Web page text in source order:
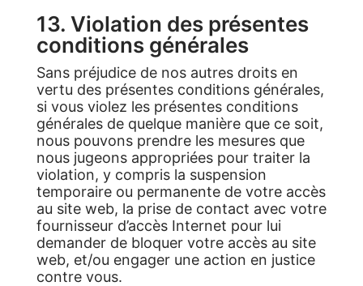
13. Violation des présentes
conditions générales
Sans préjudice de nos autres droits en
vertu des présentes conditions générales,
si vous violez les présentes conditions
générales de quelque manière que ce soit,
nous pouvons prendre les mesures que
nous jugeons appropriées pour traiter la
violation, y compris la suspension
temporaire ou permanente de votre accès
au site web, la prise de contact avec votre
fournisseur d’accès Internet pour lui
demander de bloquer votre accès au site
web, et/ou engager une action en justice
contre vous.